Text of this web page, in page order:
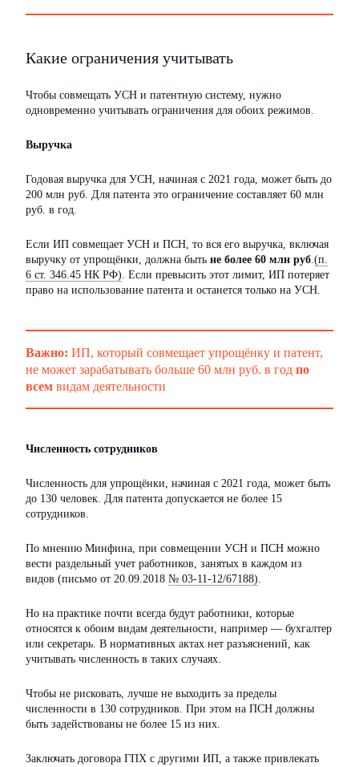
Какие ограничения учитывать
Чтобы совмещать УСН и патентную систему, нужно
одновременно учитывать ограничения для обоих режимов.
Выручка
Годовая выручка для УСН, начиная с 2021 года, может быть до
200 млн руб. Для патента это ограничение составляет 60 млн
руб. в год.
Если ИП совмещает УСН и ПСН, то вся его выручка, включая
выручку от упрощёнки, должна быть не более 60 млн руб.(п.
6 ст. 346.45 НК РФ). Если превысить этот лимит, ИП потеряет
право на использование патента и останется только на УСН.
Важно: ИП, который совмещает упрощёнку и патент,
не может зарабатывать больше 60 млн руб. в год по
всем видам деятельности
Численность сотрудников
Численность для упрощёнки, начиная с 2021 года, может быть
до 130 человек. Для патента допускается не более 15
сотрудников.
По мнению Минфина, при совмещении УСН и ПСН можно
вести раздельный учет работников, занятых в каждом из
видов (письмо от 20.09.2018 № 03-11-12/67188).
Но на практике почти всегда будут работники, которые
относятся к обоим видам деятельности, например — бухгалтер
или секретарь. В нормативных актах нет разъяснений, как
учитывать численность в таких случаях.
Чтобы не рисковать, лучше не выходить за пределы
численности в 130 сотрудников. При этом на ПСН должны
быть задействованы не более 15 из них.
Заключать договора ГПХ с другими ИП, а также привлекать